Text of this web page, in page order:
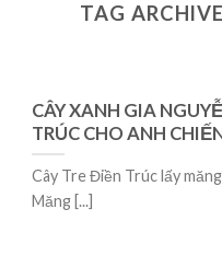
TAG
CÂY XANH GIA
TRÚC CHO ANH
Cây Tre Điền Trúc lấy
Măng [...]